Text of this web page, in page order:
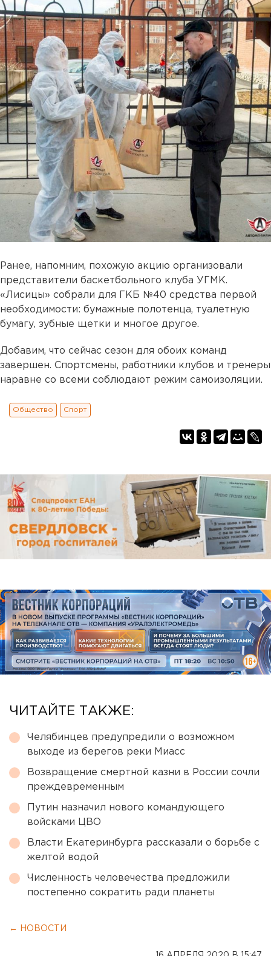
Ранее, напомним, похожую акцию организовали
представители баскетбольного клуба УГМК.
«Лисицы» собрали для ГКБ №40 средства первой
необходимости: бумажные полотенца, туалетную
бумагу, зубные щетки и многое другое.
Добавим, что сейчас сезон для обоих команд
завершен. Спортсмены, работники клубов и тренеры
наравне со всеми соблюдают режим самоизоляции.
Общество Спорт
ЧИТАЙТЕ ТАКЖЕ:
Челябинцев предупредили о возможном
выходе из берегов реки Миасс
Возвращение смертной казни в России сочли
преждевременным
Путин назначил нового командующего
войсками ЦВО
Власти Екатеринбурга рассказали о борьбе с
желтой водой
Численность человечества предложили
постепенно сократить ради планеты
← НОВОСТИ